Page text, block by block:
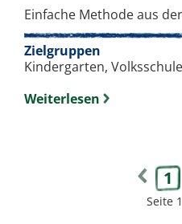
Einfache Methode aus
Zielgruppen
Kindergarten,
Weiterlesen
1
Seite